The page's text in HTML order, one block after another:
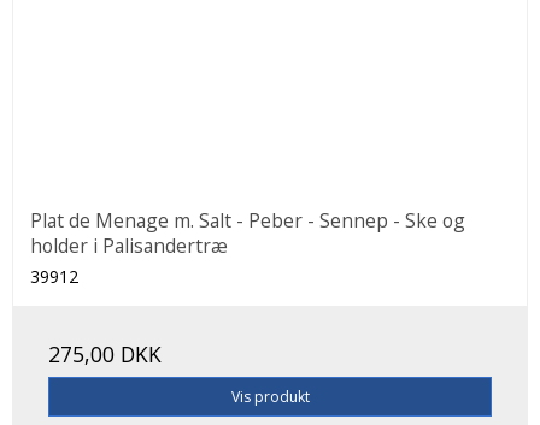
Plat de Menage m. Salt - Peber - Sennep - Ske og
holder i Palisandertræ
39912
275,00 DKK
Vis produkt